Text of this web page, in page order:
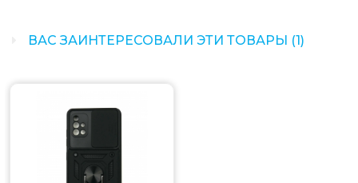
ВАС ЗАИНТЕРЕСОВАЛИ ЭТИ ТОВАРЫ (1)